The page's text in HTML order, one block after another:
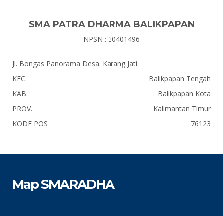
SMA PATRA DHARMA BALIKPAPAN
NPSN : 30401496
Jl. Bongas Panorama Desa. Karang Jati
KEC.
Balikpapan Tengah
KAB.
Balikpapan Kota
PROV.
Kalimantan Timur
KODE POS
76123
Map SMARADHA